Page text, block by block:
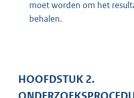
moet worden om het
behalen.
HOOFDSTUK 2.